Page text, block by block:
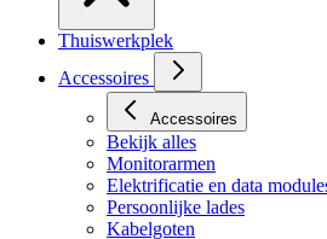
Thuiswerkplek
Accessoires
Accessoires
Bekijk alles
Monitorarmen
Elektrificatie en data
Persoonlijke lades
Kabelgoten